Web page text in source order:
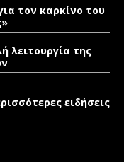
τον καρκίνο του
λειτουργία της
ειδήσεις